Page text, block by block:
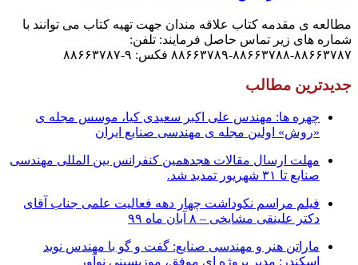
مطالعه ی مقدمه کتاب علاقه مندان جهت تهیه کتاب می توانند با
شماره های زیر تماس حاصل فرمایند: تلفن:
۸۸۶۶۳۷۸۷-۸۸۶۶۳۷۸۸-۸۸۶۶۳۷۸۹ فکس: ۹-۸۸۶۶۳۷۸۷
جدیدترین مطالب
چهره ها: مهندس علی اکبر سعیدی کیا، موسس مجله ی
«روش» اولین مجله ی مهندسی صنایع ایران
مهلت ارسال مقالات هجدهمین کنفرانس بین المللی مهندسی
صنایع تا ۳۱ شهریور تمدید شد.
فیلم مراسم نکوداشت چهار دهه فعالیت علمی جناب آقای
دکتر علینقی مشایخی – ۸ آبان ماه ۹۹
ماراتن هنر و مهندسی صنایع: گفت و گو با مهندس نوید
اسکندر: مدیر پروژه ای موفق، موزیسینی نوآور